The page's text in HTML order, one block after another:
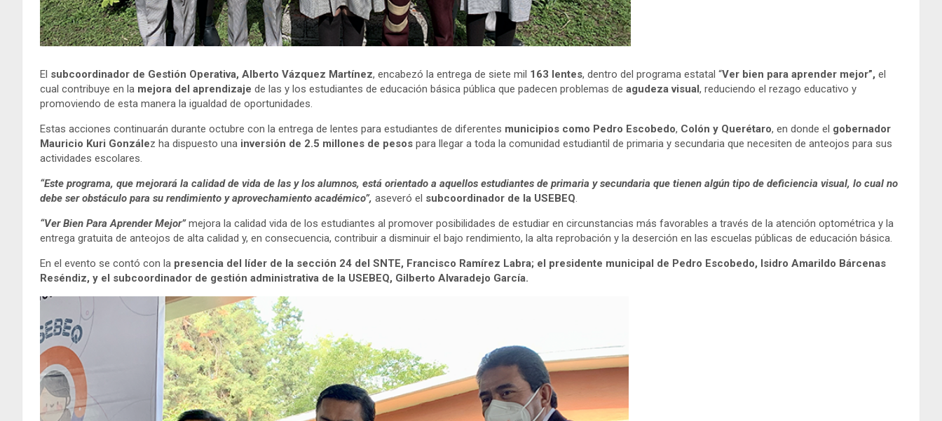
El subcoordinador de Gestión Operativa, Alberto Vázquez Martínez, encabezó la entrega de siete mil 163 lentes, dentro del programa estatal “Ver bien para aprender mejor”, el
cual contribuye en la mejora del aprendizaje de las y los estudiantes de educación básica pública que padecen problemas de agudeza visual, reduciendo el rezago educativo y
promoviendo de esta manera la igualdad de oportunidades.
Estas acciones continuarán durante octubre con la entrega de lentes para estudiantes de diferentes municipios como Pedro Escobedo, Colón y Querétaro, en donde el gobernador
Mauricio Kuri González ha dispuesto una inversión de 2.5 millones de pesos para llegar a toda la comunidad estudiantil de primaria y secundaria que necesiten de anteojos para sus
actividades escolares.
“Este programa, que mejorará la calidad de vida de las y los alumnos, está orientado a aquellos estudiantes de primaria y secundaria que tienen algún tipo de deficiencia visual, lo cual no
debe ser obstáculo para su rendimiento y aprovechamiento académico”, aseveró el subcoordinador de la USEBEQ
“Ver Bien Para Aprender Mejor”mejora la calidad vida de los estudiantes al promover posibilidades de estudiar en circunstancias más favorables a través de la atención optométrica y la
entrega gratuita de anteojos de alta calidad y, en consecuencia, contribuir a disminuir el bajo rendimiento, la alta reprobación y la deserción en las escuelas públicas de educación básica.
En el evento se contó con la presencia del líder de la sección 24 del SNTE, Francisco Ramírez Labra; el presidente municipal de Pedro Escobedo, Isidro Amarildo Bárcenas
Reséndiz, y el subcoordinador de gestión administrativa de la USEBEQ, Gilberto Alvaradejo García.